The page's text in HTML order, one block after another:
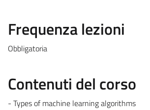
Frequenza lezioni
Obbligatoria
Contenuti del corso
- Types of machine learning algorithms